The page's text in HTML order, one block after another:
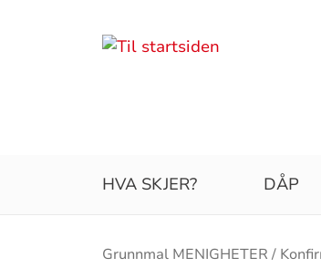
HVA SKJER? DÅP
Grunnmal MENIGHETER